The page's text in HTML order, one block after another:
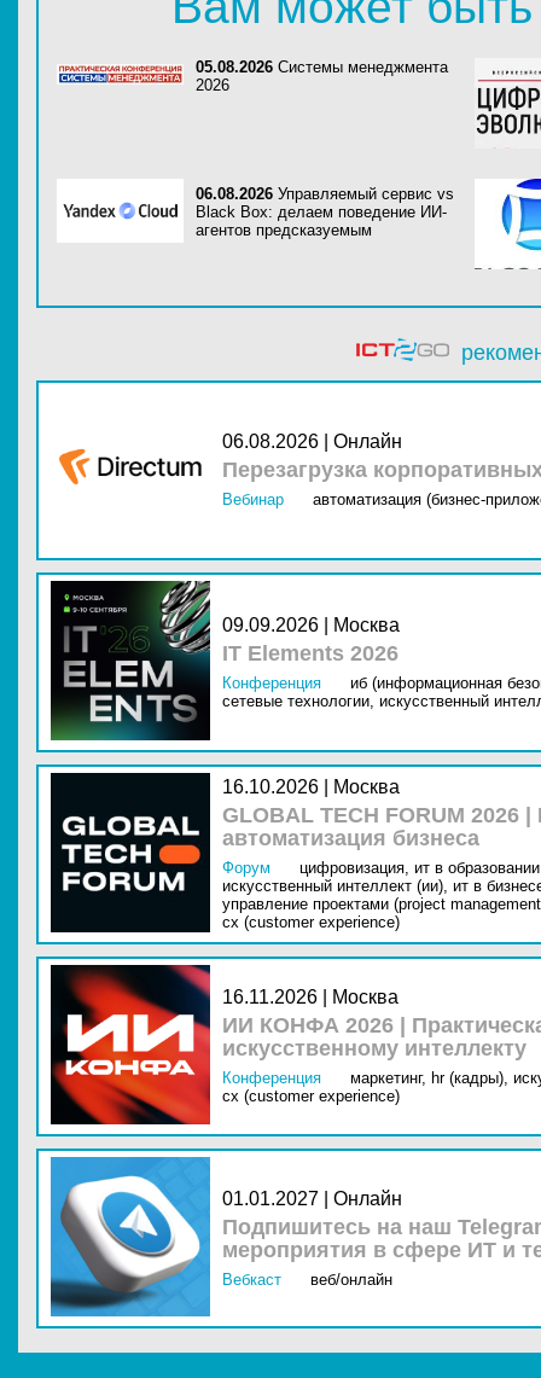
05.08.2026 Системы менеджмента
2026
06.08.2026 Управляемый сервис vs
Black Box: делаем поведение ИИ-
агентов предсказуемым
06.08.2026 | Онлайн
Перезагрузка
Вебинар автоматизация (бизнес-
09.09.2026 | Москва
IT Elements 2026
Конференция
иб (информационная
сетевые технологии, искусственный
16.10.2026 | Москва
GLOBAL TECH FORUM
автоматизация бизнеса
Форум цифровизация, ит в
искусственный интеллект (ии), ит в
управление проектами (project
cx (customer experience)
16.11.2026 | Москва
ИИ КОНФА 2026 |
искусственному интеллекту
Конференция маркетинг, hr (кадры),
cx (customer experience)
01.01.2027 | Онлайн
Подпишитесь на наш
мероприятия в сфере ИТ и
Вебкаст веб/онлайн